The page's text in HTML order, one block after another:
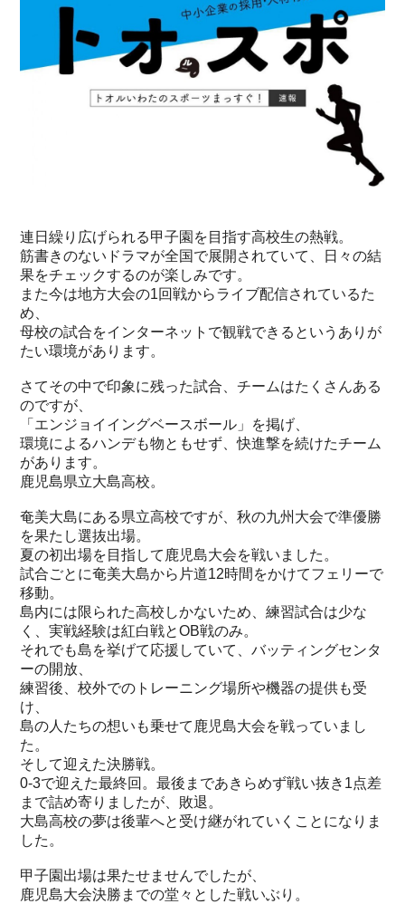
連日繰り広げられる甲子園を目指す高校生の熱戦。
筋書きのないドラマが全国で展開されていて、日々の結
果をチェックするのが楽しみです。
また今は地方大会の1回戦からライブ配信されているた
め、
母校の試合をインターネットで観戦できるというありが
たい環境があります。
さてその中で印象に残った試合、チームはたくさんある
のですが、
「エンジョイイングベースボール」を掲げ、
環境によるハンデも物ともせず、快進撃を続けたチーム
があります。
鹿児島県立大島高校。
奄美大島にある県立高校ですが、秋の九州大会で準優勝
を果たし選抜出場。
夏の初出場を目指して鹿児島大会を戦いました。
試合ごとに奄美大島から片道12時間をかけてフェリーで
移動。
島内には限られた高校しかないため、練習試合は少な
く、実戦経験は紅白戦とOB戦のみ。
それでも島を挙げて応援していて、バッティングセンタ
ーの開放、
練習後、校外でのトレーニング場所や機器の提供も受
け、
島の人たちの想いも乗せて鹿児島大会を戦っていまし
た。
そして迎えた決勝戦。
0-3で迎えた最終回。最後まであきらめず戦い抜き1点差
まで詰め寄りましたが、敗退。
大島高校の夢は後輩へと受け継がれていくことになりま
した。
甲子園出場は果たせませんでしたが、
鹿児島大会決勝までの堂々とした戦いぶり。